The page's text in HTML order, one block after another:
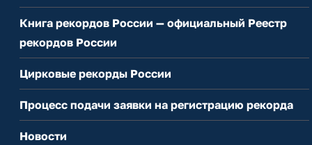
Книга рекордов России — официальный Реестр
рекордов России
Цирковые рекорды России
Процесс подачи заявки на регистрацию рекорда
Новости